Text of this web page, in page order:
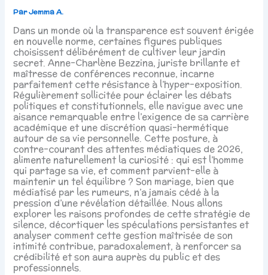
ParJemma A.
Dans un monde où la transparence est souvent érigée
en nouvelle norme, certaines figures publiques
choisissent délibérément de cultiver leur jardin
secret. Anne-Charlène Bezzina, juriste brillante et
maîtresse de conférences reconnue, incarne
parfaitement cette résistance à l’hyper-exposition.
Régulièrement sollicitée pour éclairer les débats
politiques et constitutionnels, elle navigue avec une
aisance remarquable entre l’exigence de sa carrière
académique et une discrétion quasi-hermétique
autour de sa vie personnelle. Cette posture, à
contre-courant des attentes médiatiques de 2026,
alimente naturellement la curiosité : qui est l’homme
qui partage sa vie, et comment parvient-elle à
maintenir un tel équilibre ? Son mariage, bien que
médiatisé par les rumeurs, n’a jamais cédé à la
pression d’une révélation détaillée. Nous allons
explorer les raisons profondes de cette stratégie de
silence, décortiquer les spéculations persistantes et
analyser comment cette gestion maîtrisée de son
intimité contribue, paradoxalement, à renforcer sa
crédibilité et son aura auprès du public et des
professionnels.